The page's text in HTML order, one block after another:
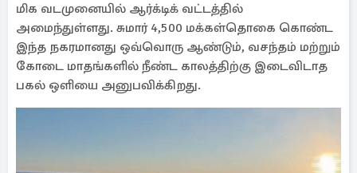
மிக வடமுனையில் ஆர்க்டிக் வட்டத்தில்
அமைந்துள்ளது. சுமார் 4,500 மக்கள்தொகை கொண்ட
இந்த நகரமானது ஒவ்வொரு ஆண்டும், வசந்தம் மற்றும்
கோடை மாதங்களில் நீண்ட காலத்திற்கு இடைவிடாத
பகல் ஒளியை அனுபவிக்கிறது.